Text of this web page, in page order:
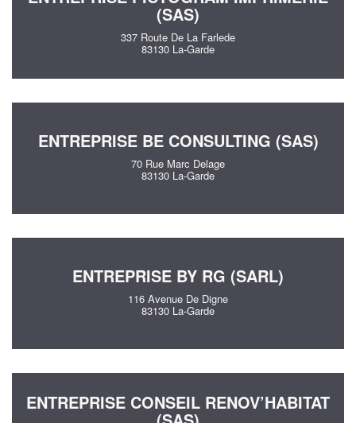
(SAS)
337 Route De La Farlede
83130 La-Garde
ENTREPRISE BE CONSULTING (SAS)
70 Rue Marc Delage
83130 La-Garde
ENTREPRISE BY RG (SARL)
116 Avenue De Digne
83130 La-Garde
ENTREPRISE CONSEIL RENOV’HABITAT